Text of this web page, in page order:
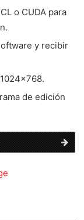
o CUDA para
y recibir
de edición